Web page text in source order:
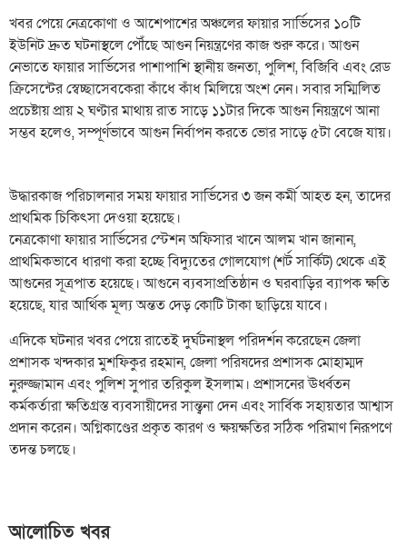
​খবর পেয়ে নেত্রকোণা ও আশেপাশের অঞ্চলের ফায়ার সার্ভিসের ১০টি
ইউনিট দ্রুত ঘটনাস্থলে পৌঁছে আগুন নিয়ন্ত্রণের কাজ শুরু করে। আগুন
নেভাতে ফায়ার সার্ভিসের পাশাপাশি স্থানীয় জনতা, পুলিশ, বিজিবি এবং রেড
ক্রিসেন্টের স্বেচ্ছাসেবকেরা কাঁধে কাঁধ মিলিয়ে অংশ নেন। সবার সম্মিলিত
প্রচেষ্টায় প্রায় ২ ঘণ্টার মাথায় রাত সাড়ে ১১টার দিকে আগুন নিয়ন্ত্রণে আনা
সম্ভব হলেও, সম্পূর্ণভাবে আগুন নির্বাপন করতে ভোর সাড়ে ৫টা বেজে যায়।
উদ্ধারকাজ পরিচালনার সময় ফায়ার সার্ভিসের ৩ জন কর্মী আহত হন, তাদের
প্রাথমিক চিকিৎসা দেওয়া হয়েছে।
​নেত্রকোণা ফায়ার সার্ভিসের স্টেশন অফিসার খানে আলম খান জানান,
প্রাথমিকভাবে ধারণা করা হচ্ছে বিদ্যুতের গোলযোগ (শর্ট সার্কিট) থেকে এই
আগুনের সূত্রপাত হয়েছে। আগুনে ব্যবসাপ্রতিষ্ঠান ও ঘরবাড়ির ব্যাপক ক্ষতি
হয়েছে, যার আর্থিক মূল্য অন্তত দেড় কোটি টাকা ছাড়িয়ে যাবে।
​এদিকে ঘটনার খবর পেয়ে রাতেই দুর্ঘটনাস্থল পরিদর্শন করেছেন জেলা
প্রশাসক খন্দকার মুশফিকুর রহমান, জেলা পরিষদের প্রশাসক মোহাম্মদ
নুরুজ্জামান এবং পুলিশ সুপার তরিকুল ইসলাম। প্রশাসনের ঊর্ধ্বতন
কর্মকর্তারা ক্ষতিগ্রস্ত ব্যবসায়ীদের সান্ত্বনা দেন এবং সার্বিক সহায়তার আশ্বাস
প্রদান করেন। অগ্নিকাণ্ডের প্রকৃত কারণ ও ক্ষয়ক্ষতির সঠিক পরিমাণ নিরূপণে
তদন্ত চলছে।
আলোচিত খবর